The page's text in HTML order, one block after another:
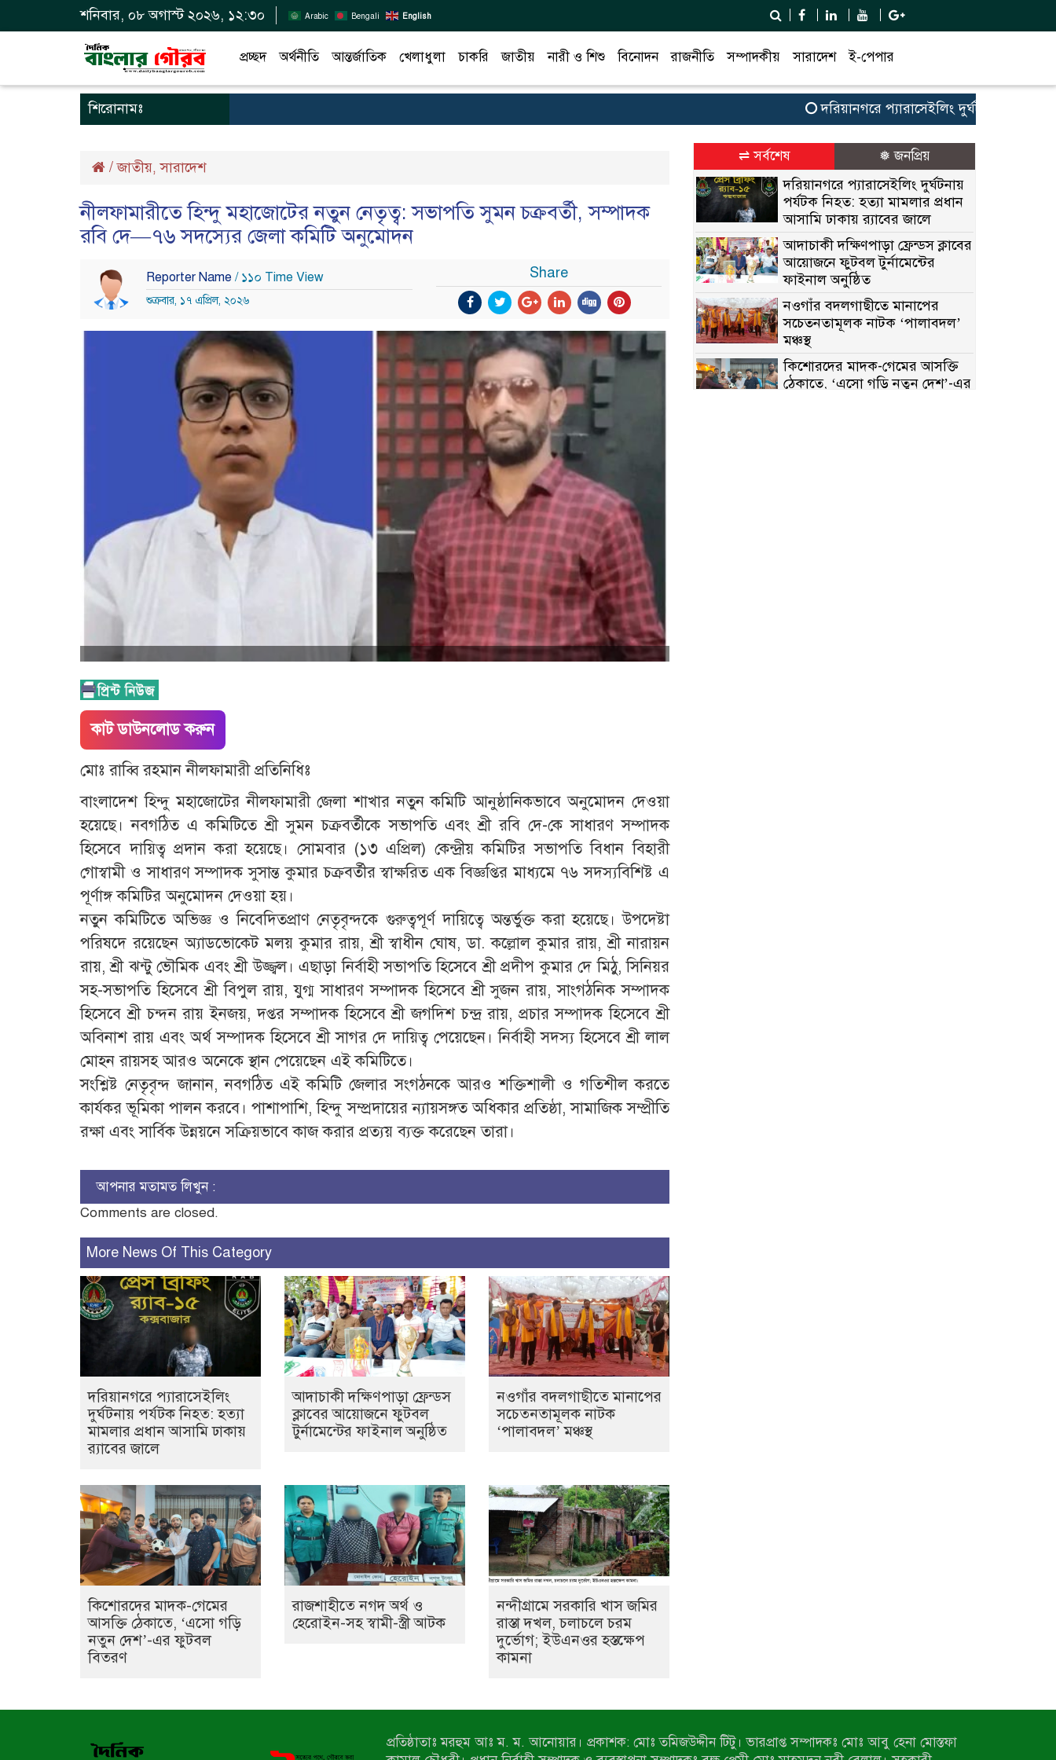
শনিবার, ০৮ অগাস্ট ২০২৬, ১২:৩০ Arabic Bengali English
প্রচ্ছদ অর্থনীতি আন্তর্জাতিক খেলাধুলা চাকরি জাতীয় নারী ও শিশু বিনোদন রাজনীতি সম্পাদকীয় সারাদেশ ই-পেপার
শিরোনামঃ দরিয়ানগরে প্যারাসেইলিং দুর্ঘটনায় পর্যটক
/জাতীয়,সারাদেশ
নীলফামারীতে হিন্দু মহাজোটের নতুন নেতৃত্ব: সভাপতি সুমন চক্রবর্তী, সম্পাদক
রবি দে—৭৬ সদস্যের জেলা কমিটি অনুমোদন
Reporter Name / ১১০ Time View
শুক্রবার, ১৭ এপ্রিল, ২০২৬
Share
কাট ডাউনলোড করুন
মোঃ রাব্বি রহমান নীলফামারী প্রতিনিধিঃ
বাংলাদেশ হিন্দু মহাজোটের নীলফামারী জেলা শাখার নতুন কমিটি আনুষ্ঠানিকভাবে অনুমোদন দেওয়া
হয়েছে। নবগঠিত এ কমিটিতে শ্রী সুমন চক্রবর্তীকে সভাপতি এবং শ্রী রবি দে-কে সাধারণ সম্পাদক
হিসেবে দায়িত্ব প্রদান করা হয়েছে। সোমবার (১৩ এপ্রিল) কেন্দ্রীয় কমিটির সভাপতি বিধান বিহারী
গোস্বামী ও সাধারণ সম্পাদক সুসান্ত কুমার চক্রবর্তীর স্বাক্ষরিত এক বিজ্ঞপ্তির মাধ্যমে ৭৬ সদস্যবিশিষ্ট এ
পূর্ণাঙ্গ কমিটির অনুমোদন দেওয়া হয়।
নতুন কমিটিতে অভিজ্ঞ ও নিবেদিতপ্রাণ নেতৃবৃন্দকে গুরুত্বপূর্ণ দায়িত্বে অন্তর্ভুক্ত করা হয়েছে। উপদেষ্টা
পরিষদে রয়েছেন অ্যাডভোকেট মলয় কুমার রায়, শ্রী স্বাধীন ঘোষ, ডা. কল্লোল কুমার রায়, শ্রী নারায়ন
রায়, শ্রী ঝন্টু ভৌমিক এবং শ্রী উজ্জ্বল। এছাড়া নির্বাহী সভাপতি হিসেবে শ্রী প্রদীপ কুমার দে মিঠু, সিনিয়র
সহ-সভাপতি হিসেবে শ্রী বিপুল রায়, যুগ্ম সাধারণ সম্পাদক হিসেবে শ্রী সুজন রায়, সাংগঠনিক সম্পাদক
হিসেবে শ্রী চন্দন রায় ইনজয়, দপ্তর সম্পাদক হিসেবে শ্রী জগদিশ চন্দ্র রায়, প্রচার সম্পাদক হিসেবে শ্রী
অবিনাশ রায় এবং অর্থ সম্পাদক হিসেবে শ্রী সাগর দে দায়িত্ব পেয়েছেন। নির্বাহী সদস্য হিসেবে শ্রী লাল
মোহন রায়সহ আরও অনেকে স্থান পেয়েছেন এই কমিটিতে।
সংশ্লিষ্ট নেতৃবৃন্দ জানান, নবগঠিত এই কমিটি জেলার সংগঠনকে আরও শক্তিশালী ও গতিশীল করতে
কার্যকর ভূমিকা পালন করবে। পাশাপাশি, হিন্দু সম্প্রদায়ের ন্যায়সঙ্গত অধিকার প্রতিষ্ঠা, সামাজিক সম্প্রীতি
রক্ষা এবং সার্বিক উন্নয়নে সক্রিয়ভাবে কাজ করার প্রত্যয় ব্যক্ত করেছেন তারা।
আপনার মতামত লিখুন :
Comments are closed.
More News Of This Category
দরিয়ানগরে প্যারাসেইলিং
দুর্ঘটনায় পর্যটক নিহত: হত্যা
মামলার প্রধান আসামি ঢাকায়
র‌্যাবের জালে
আদাচাকী দক্ষিণপাড়া ফ্রেন্ডস
ক্লাবের আয়োজনে ফুটবল
টুর্নামেন্টের ফাইনাল অনুষ্ঠিত
নওগাঁর বদলগাছীতে মানাপের
সচেতনতামূলক নাটক
‘পালাবদল’ মঞ্চস্থ
কিশোরদের মাদক-গেমের
আসক্তি ঠেকাতে, ‘এসো গড়ি
নতুন দেশ’-এর ফুটবল
বিতরণ
রাজশাহীতে নগদ অর্থ ও
হেরোইন-সহ স্বামী-স্ত্রী আটক
নন্দীগ্রামে সরকারি খাস জমির
রাস্তা দখল, চলাচলে চরম
দুর্ভোগ; ইউএনওর হস্তক্ষেপ
কামনা
⇌ সর্বশেষ ❅ জনপ্রিয়
দরিয়ানগরে প্যারাসেইলিং দুর্ঘটনায়
পর্যটক নিহত: হত্যা মামলার প্রধান
আসামি ঢাকায় র‌্যাবের জালে
আদাচাকী দক্ষিণপাড়া ফ্রেন্ডস ক্লাবের
আয়োজনে ফুটবল টুর্নামেন্টের
ফাইনাল অনুষ্ঠিত
নওগাঁর বদলগাছীতে মানাপের
সচেতনতামূলক নাটক ‘পালাবদল’
মঞ্চস্থ
কিশোরদের মাদক-গেমের আসক্তি
ঠেকাতে, ‘এসো গড়ি নতুন দেশ’-এর
প্রতিষ্ঠাতাঃ মরহুম আঃ ম. ম. আনোয়ার। প্রকাশক: মোঃ তমিজউদ্দীন টিটু। ভারপ্রাপ্ত সম্পাদকঃ মোঃ আবু হেনা মোস্তফা